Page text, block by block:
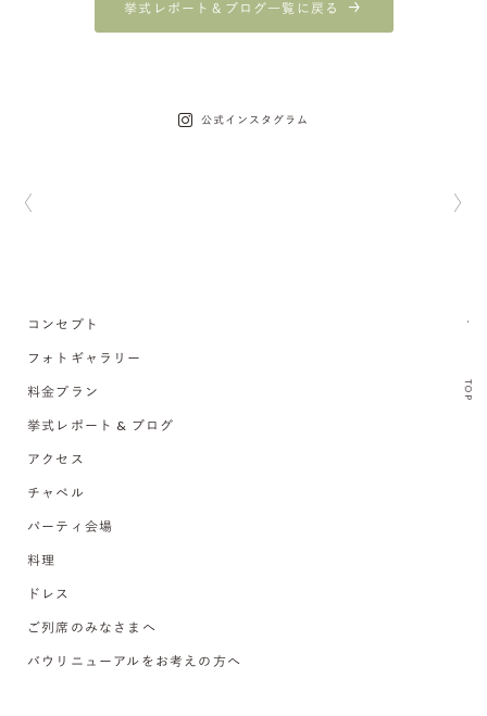
挙式レポート＆ブログ一覧に戻る
公式インスタグラム
TOP
コンセプト
フォトギャラリー
料金プラン
挙式レポート & ブログ
アクセス
チャペル
パーティ会場
料理
ドレス
ご列席のみなさまへ
バウリニューアルをお考えの方へ